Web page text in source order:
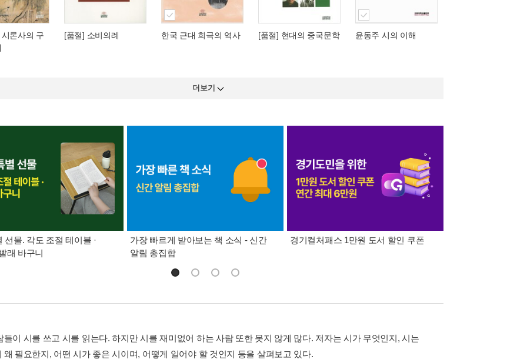
론사의 구
[품절] 소비의례 한국 근대 희극의 역사 [품절] 현대의 중국문학 윤동주 시의 이해
더보기
선물. 각도 조절 테이블 ·
래 바구니
가장 빠르게 받아보는 책 소식 - 신간
알림 총집합
경기컬처패스 1만원 도서 할인 쿠폰
들이 시를 쓰고 시를 읽는다. 하지만 시를 재미없어 하는 사람 또한 못지 않게 많다. 저자는 시가 무엇인지, 시는
왜 필요한지, 어떤 시가 좋은 시이며, 어떻게 일어야 할 것인지 등을 살펴보고 있다.